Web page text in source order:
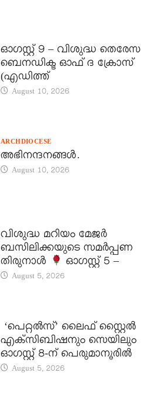
ഓഗസ്റ്റ് 9 – വിശുദ്ധ തെരേസ
ബെനഡിക്ട ഓഫ് ദ ക്രോസ്
(എഡിത്ത്
August 10, 2026
ARCHDIOCESE
അഭിനന്ദനങ്ങൾ.
August 10, 2026
വിശുദ്ധ മറിയം മേജർ
ബസിലിക്കയുടെ സമർപ്പണ
തിരുനാൾ
ഓഗസ്റ്റ് 5 –
August 5, 2026
‘പെറ്റൽസ്’ ലൈഫ് സ്റ്റൈൽ
എക്സിബിഷനും സെയിലും
ഓഗസ്റ്റ് 8-ന് പെരുമാനൂരിൽ
August 5, 2026